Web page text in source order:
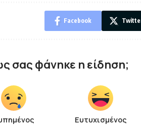
Facebook
σας φάνηκε η είδηση;
Ευτυχισμένος